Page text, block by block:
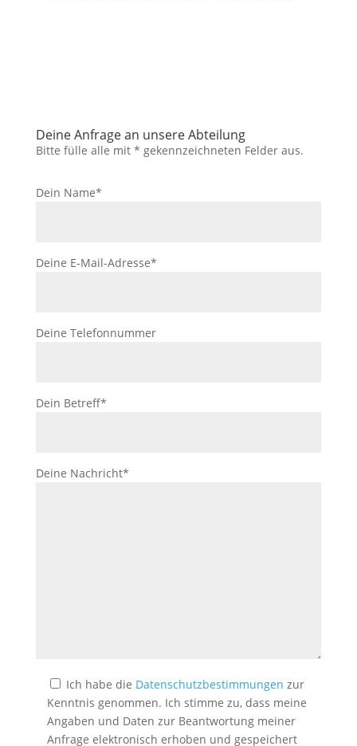
Deine Anfrage an unsere Abteilung
Bitte fülle alle mit * gekennzeichneten Felder aus.
Dein Name*
Deine E-Mail-Adresse*
Deine Telefonnummer
Dein Betreff*
Deine Nachricht*
Ich habe die Datenschutzbestimmungen zur
Kenntnis genommen. Ich stimme zu, dass meine
Angaben und Daten zur Beantwortung meiner
Anfrage elektronisch erhoben und gespeichert